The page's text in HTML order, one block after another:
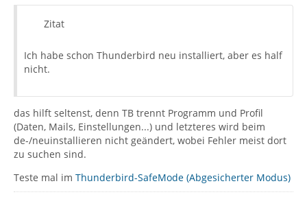
Zitat
Ich habe schon Thunderbird neu installiert, aber es half
nicht.
das hilft seltenst, denn TB trennt Programm und Profil
(Daten, Mails, Einstellungen...) und letzteres wird beim
de-/neuinstallieren nicht geändert, wobei Fehler meist dort
zu suchen sind.
Teste mal im Thunderbird-SafeMode (Abgesicherter Modus)